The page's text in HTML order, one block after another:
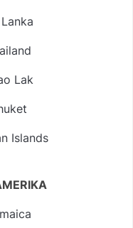
Lak
Islands